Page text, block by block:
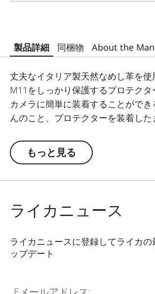
製品詳細 同梱物 About the
丈夫なイタリア製天然なめし革を使
M11をしっかり保護するプロテクタ
カメラに簡単に装着することがで
んのこと、プロテクターを装着した
スできます。キャリングストラップ
ラップ、サムレストなどのアクセサ
で、バッテリーやメモリーカードも
し入れができるほか、予備のSDカー
もっと見る
ライカニュース
ライカニュースに登録してライカ
ップデート